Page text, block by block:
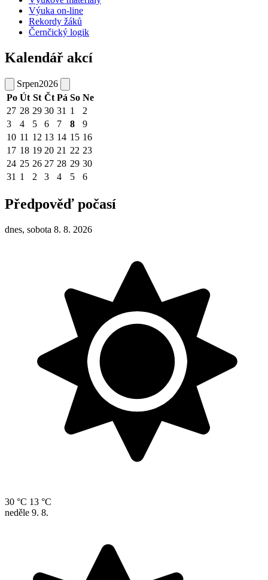
Výuka on-line
Rekordy žáků
Černčický logik
Kalendář akcí
Srpen2026
Po Út St Čt Pá So Ne
27 28 29 30 31 1
2
3
4 5 6 7 8
9
10 11 12 13 14 15 16
17 18 19 20 21 22 23
24 25 26 27 28 29 30
31 1 2 3 4 5 6
Předpověď počasí
dnes, sobota 8. 8. 2026
30 °C 13 °C
neděle 9. 8.